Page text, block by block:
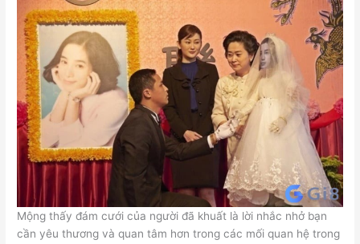
Mộng thấy đám cưới của người đã khuất là lời nhắc nhở bạn
cần yêu thương và quan tâm hơn trong các mối quan hệ trong